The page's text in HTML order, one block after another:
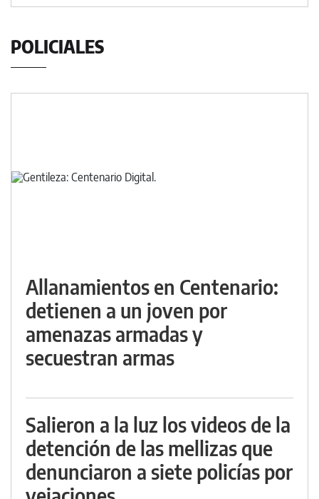
POLICIALES
Allanamientos en Centenario:
detienen a un joven por
amenazas armadas y
secuestran armas
Salieron a la luz los videos de la
detención de las mellizas que
denunciaron a siete policías por